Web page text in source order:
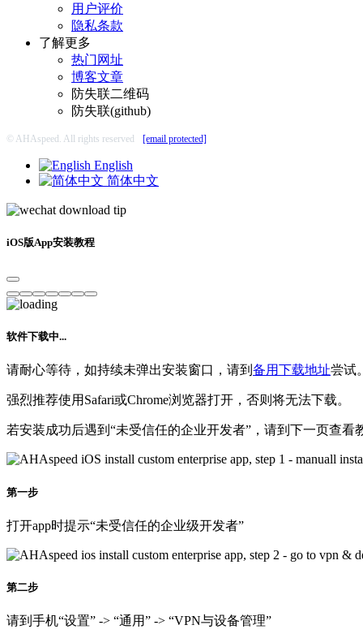
用户评价
隐私条款
了解更多
热门网址
博客文章
防失联二维码
防失联(github)
© AHAspeed. All rights reserved [email protected]
English
简体中文
iOS版App安装教程
软件下载中...
请耐心等待，如持续未弹出安装窗口，请到 备用下载地址尝试。
强烈推荐使用Safari或Chrome浏览器打开，否则将无法下载。
若安装成功后遇到“未受信任的企业开发者”，请到下一页查看
第一步
打开app时提示“未受信任的企业级开发者”
第二步
请到手机“设置” -> “通用” -> “VPN与设备管理”